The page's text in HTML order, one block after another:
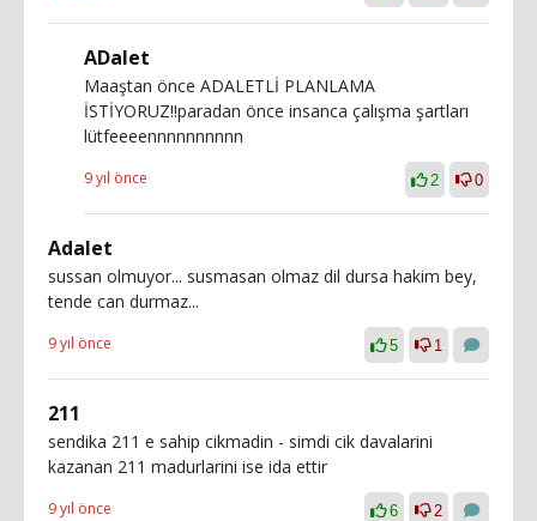
ADalet
Maaştan önce ADALETLİ PLANLAMA
İSTİYORUZ!!paradan önce insanca çalışma şartları
lütfeeeennnnnnnnnn
9 yıl önce 2 0
Adalet
sussan olmuyor... susmasan olmaz dil dursa hakim bey,
tende can durmaz...
9 yıl önce 5 1
211
sendika 211 e sahip cikmadin - simdi cik davalarini
kazanan 211 madurlarini ise ida ettir
9 yıl önce 6 2